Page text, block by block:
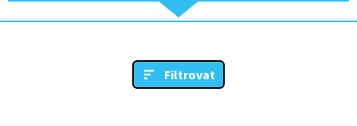
Filtrovat